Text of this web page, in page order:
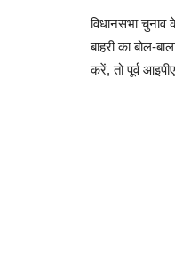
विधानसभा
बाहरी का बोल-
करें, तो पूर्व